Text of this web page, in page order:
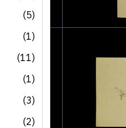
(5)
(1)
(11)
(1)
(3)
(2)